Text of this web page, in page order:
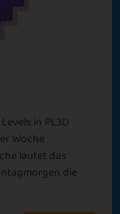
Season
Pies
in PL3D
Woche
lautet das
die